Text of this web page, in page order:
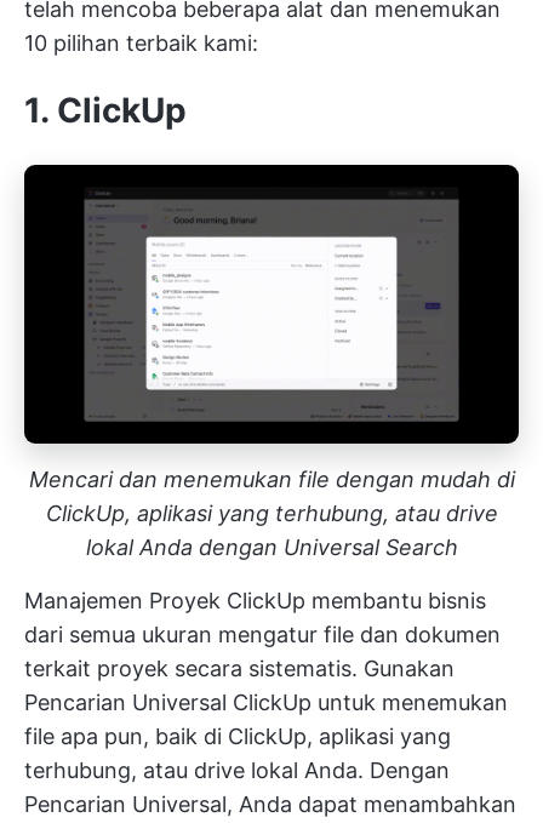
telah mencoba beberapa alat dan menemukan
10 pilihan terbaik kami:
1. ClickUp
Mencari dan menemukan file dengan mudah di
ClickUp, aplikasi yang terhubung, atau drive
lokal Anda dengan Universal Search
Manajemen Proyek ClickUp membantu bisnis
dari semua ukuran mengatur file dan dokumen
terkait proyek secara sistematis. Gunakan
Pencarian Universal ClickUp untuk menemukan
file apa pun, baik di ClickUp, aplikasi yang
terhubung, atau drive lokal Anda. Dengan
Pencarian Universal, Anda dapat menambahkan